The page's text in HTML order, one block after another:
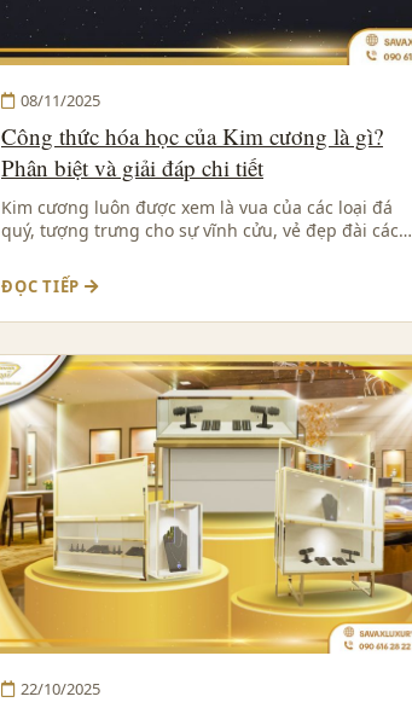
08/11/2025
Công thức hóa học của Kim cương là gì?
Phân biệt và giải đáp chi tiết
Kim cương luôn được xem là vua của các loại đá
quý, tượng trưng cho sự vĩnh cửu, vẻ đẹp đài các…
ĐỌC TIẾP
22/10/2025